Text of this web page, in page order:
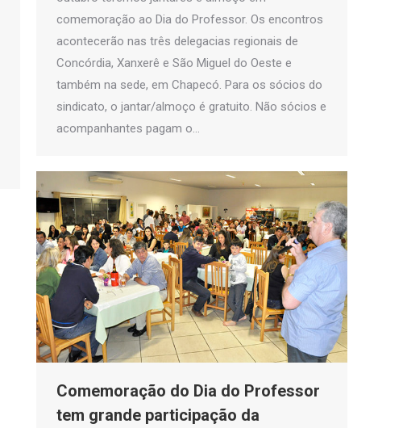
comemoração ao Dia do Professor. Os encontros
acontecerão nas três delegacias regionais de
Concórdia, Xanxerê e São Miguel do Oeste e
também na sede, em Chapecó. Para os sócios do
sindicato, o jantar/almoço é gratuito. Não sócios e
acompanhantes pagam o…
Comemoração do Dia do Professor
tem grande participação da